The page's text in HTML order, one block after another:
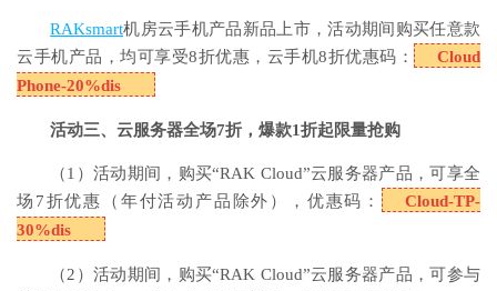
RAKsmart机房云手机产品新品上市，活动期间购买任意款
云手机产品，均可享受8折优惠，云手机8折优惠码：
Cloud
Phone-20%dis
活动三、云服务器全场7折，爆款1折起限量抢购
（1）活动期间，购买“RAK Cloud”云服务器产品，可享全
场7折优惠（年付活动产品除外），优惠码：
Cloud-TP-
30%dis
（2）活动期间，购买“RAK Cloud”云服务器产品，可参与